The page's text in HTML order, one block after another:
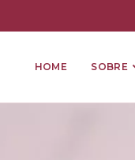
HOME SOBRE